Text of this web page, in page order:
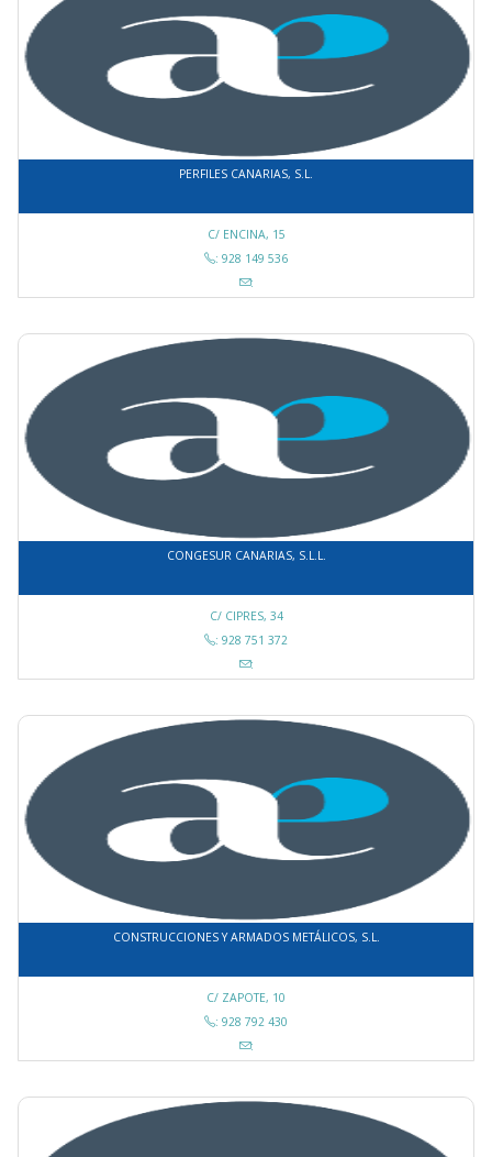
PERFILES CANARIAS, S.L.
C/ ENCINA, 15
: 928 149 536
:
CONGESUR CANARIAS, S.L.L.
C/ CIPRES, 34
: 928 751 372
:
CONSTRUCCIONES Y ARMADOS METÁLICOS, S.L.
C/ ZAPOTE, 10
: 928 792 430
: